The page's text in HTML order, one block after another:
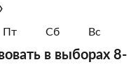
Пт Сб Вс
в выборах 8-